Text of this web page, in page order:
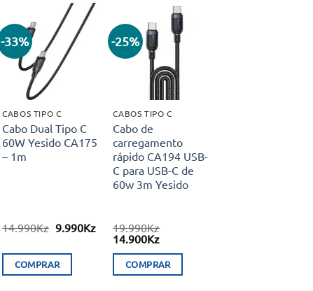
-33%
Adicionar
aos meus
desejos
CABOS TIPO C
Cabo Dual Tipo C
60W Yesido CA175
– 1m
14.990Kz O
era:
14.990Kz.
9.990KzO
preço
9.990Kz.
COMPRAR
-25%
Adicionar
aos meus
desejos
CABOS TIPO C
Cabo de
carregamento
rápido CA194 USB-
C para USB-C de
60w 3m Yesido
19.990Kz
O
original
era:
14.900KzO
atual
é:
COMPRAR